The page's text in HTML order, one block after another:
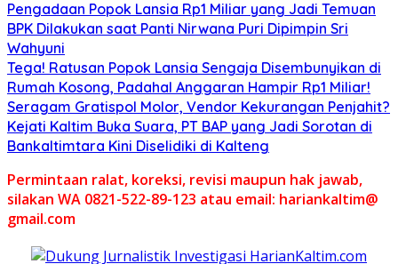
Pengadaan Popok Lansia Rp1 Miliar yang Jadi Temuan
BPK Dilakukan saat Panti Nirwana Puri Dipimpin Sri
Wahyuni
Tega! Ratusan Popok Lansia Sengaja Disembunyikan di
Rumah Kosong, Padahal Anggaran Hampir Rp1 Miliar!
Seragam Gratispol Molor, Vendor Kekurangan Penjahit?
Kejati Kaltim Buka Suara, PT BAP yang Jadi Sorotan di
Bankaltimtara Kini Diselidiki di Kalteng
Permintaan ralat, koreksi, revisi maupun hak jawab,
silakan WA 0821-522-89-123 atau email: hariankaltim@
gmail.com